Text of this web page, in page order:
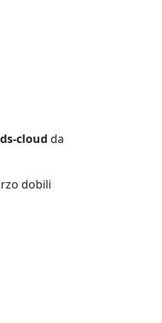
cloud da
dobili